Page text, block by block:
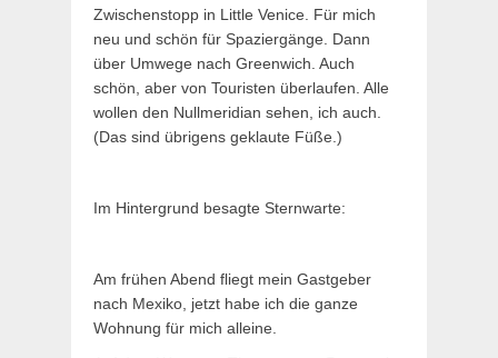
Zwischenstopp in Little Venice. Für mich
neu und schön für Spaziergänge. Dann
über Umwege nach Greenwich. Auch
schön, aber von Touristen überlaufen. Alle
wollen den Nullmeridian sehen, ich auch.
(Das sind übrigens geklaute Füße.)
Im Hintergrund besagte Sternwarte:
Am frühen Abend fliegt mein Gastgeber
nach Mexiko, jetzt habe ich die ganze
Wohnung für mich alleine.